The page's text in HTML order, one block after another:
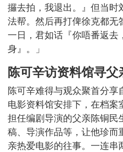
攞去拍，我退出。』但当时
法帮。然后再打俾徐克都无
一日，君如话『你唔番返去
身』。」
陈可辛访资料馆寻父
陈可辛难得与观众聚首分享
电影资料馆安排下，在档案
担任编剧导演的父亲陈铜民
稿、导演作品等，让他珍而
亲热爱电影的往事。一连串